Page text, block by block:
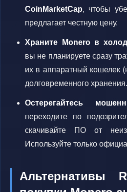
CoinMarketCap, чтобы
предлагает честную цену.
Храните Monero в
вы не планируете сразу
их в аппаратный кошелек
долговременного хранения.
Остерегайтесь
переходите по
скачивайте ПО от
Используйте только
Альтернативы